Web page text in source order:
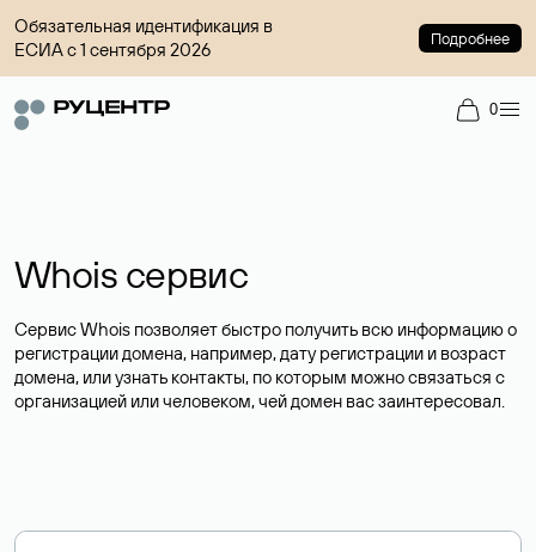
Обязательная идентификация в
ЕСИА с 1 сентября 2026
Подробнее
0
Whois сервис
Сервис Whois позволяет быстро получить всю информацию о
регистрации домена, например, дату регистрации и возраст
домена, или узнать контакты, по которым можно связаться с
организацией или человеком, чей домен вас заинтересовал.